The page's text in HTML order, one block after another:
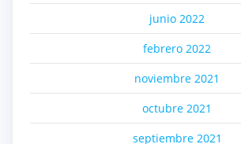
junio 2022
febrero 2022
noviembre 2021
octubre 2021
septiembre 2021